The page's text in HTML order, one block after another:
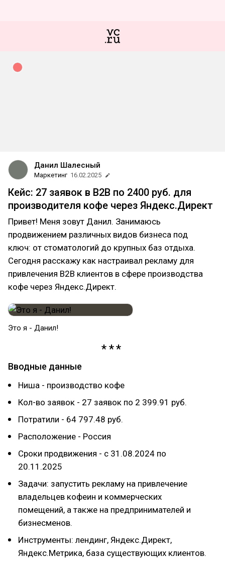
Данил Шалесный
Маркетинг 16.02.2025
Кейс: 27 заявок в B2B по 2400 руб. для
производителя кофе через Яндекс.Директ
Привет! Меня зовут Данил. Занимаюсь
продвижением различных видов бизнеса под
ключ: от стоматологий до крупных баз отдыха.
Сегодня расскажу как настраивал рекламу для
привлечения B2B клиентов в сфере производства
кофе через Яндекс.Директ.
Это я - Данил!
Вводные данные
Ниша - производство кофе
Кол-во заявок - 27 заявок по 2 399.91 руб.
Потратили - 64 797.48 руб.
Расположение - Россия
Сроки продвижения - с 31.08.2024 по
20.11.2025
Задачи: запустить рекламу на привлечение
владельцев кофеин и коммерческих
помещений, а также на предпринимателей и
бизнесменов.
Инструменты: лендинг, Яндекс.Директ,
Яндекс.Метрика, база существующих клиентов.